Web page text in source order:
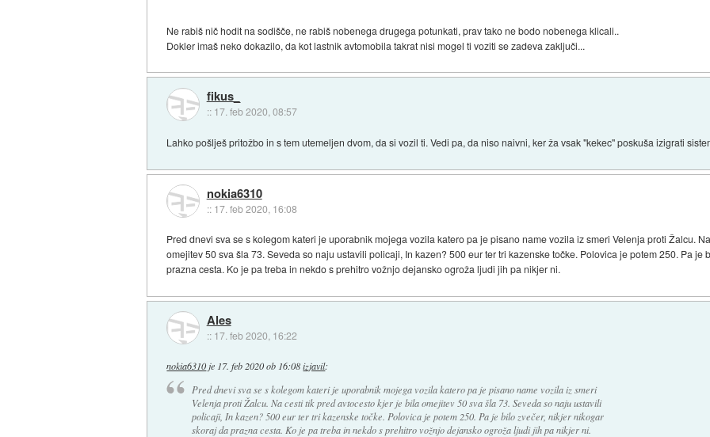
Ne rabiš nič hodit na sodišče, ne rabiš nobenega drugega potunkati, prav tako ne bodo nobenega klicali..
Dokler imaš neko dokazilo, da kot lastnik avtomobila takrat nisi mogel ti voziti se zadeva zaključi...
fikus_
:: 17. feb 2020, 08:57
Lahko pošlješ pritožbo in s tem utemeljen dvom, da si vozil ti. Vedi pa, da niso naivni, ker ža vsak "kekec" poskuša izigrati
nokia6310
:: 17. feb 2020, 16:08
Pred dnevi sva se s kolegom kateri je uporabnik mojega vozila katero pa je pisano name vozila iz smeri Velenja proti Žalcu.
omejitev 50 sva šla 73. Seveda so naju ustavili policaji, In kazen? 500 eur ter tri kazenske točke. Polovica je potem 250. Pa je
prazna cesta. Ko je pa treba in nekdo s prehitro vožnjo dejansko ogroža ljudi jih pa nikjer ni.
Ales
:: 17. feb 2020, 16:22
nokia6310 je 17. feb 2020 ob 16:08 izjavil:
Pred dnevi sva se s kolegom kateri je uporabnik mojega vozila katero pa je pisano name vozila iz smeri
Velenja proti Žalcu. Na cesti tik pred avtocesto kjer je bila omejitev 50 sva šla 73. Seveda so naju ustavili
policaji, In kazen? 500 eur ter tri kazenske točke. Polovica je potem 250. Pa je bilo zvečer, nikjer nikogar
skoraj da prazna cesta. Ko je pa treba in nekdo s prehitro vožnjo dejansko ogroža ljudi jih pa nikjer ni.